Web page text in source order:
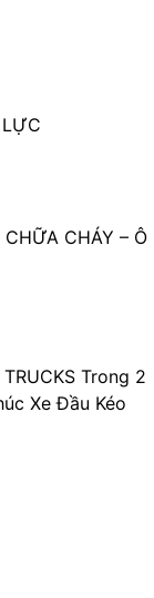
CHÁY – Ô
Trong 2
Xe Đầu Kéo